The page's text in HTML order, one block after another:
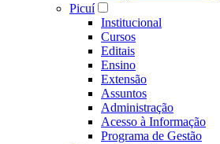
Picuí
Institucional
Cursos
Editais
Ensino
Extensão
Assuntos
Administração
Acesso à Informação
Programa de Gestão